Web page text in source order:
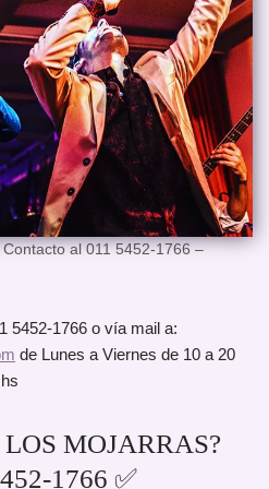
al 011 5452-1766 –
5452-1766 o vía mail a:
de Lunes a Viernes de 10 a 20
LOS MOJARRAS?
1766 ✅